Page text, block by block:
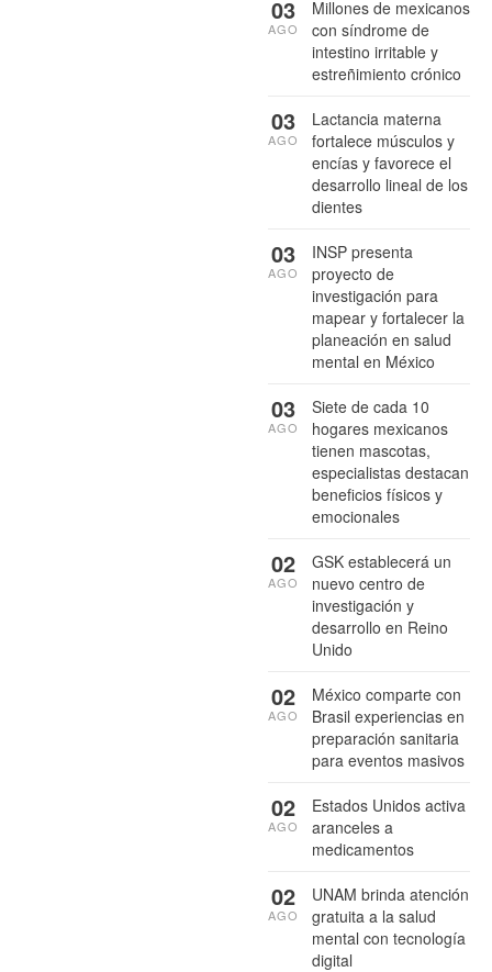
Millones de mexicanos
con síndrome de
intestino irritable y
estreñimiento crónico
03
AGO
Lactancia materna
fortalece músculos y
encías y favorece el
desarrollo lineal de los
dientes
03
AGO
INSP presenta
proyecto de
investigación para
mapear y fortalecer la
planeación en salud
mental en México
03
AGO
Siete de cada 10
hogares mexicanos
tienen mascotas,
especialistas destacan
beneficios físicos y
emocionales
03
AGO
GSK establecerá un
nuevo centro de
investigación y
desarrollo en Reino
Unido
02
AGO
México comparte con
Brasil experiencias en
preparación sanitaria
para eventos masivos
02
AGO
Estados Unidos activa
aranceles a
medicamentos
02
AGO
UNAM brinda atención
gratuita a la salud
mental con tecnología
digital
02
AGO